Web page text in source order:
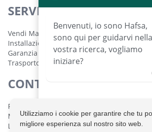
SERVIZI
Vendi Macchinari
Installazione e Configurazione
Garanzia
Trasporto
CONTATTO
Polígono Industrial de Lorquí Parcela 129
Murcia, España
Lunedì a venerdì: 08:30 - 14:00 h. 16:00 -
Benvenuti, io sono Hafsa,
sono qui per guidarvi nella
vostra ricerca, vogliamo
iniziare?
Utilizziamo i cookie per garantire che tu
migliore esperienza sul nostro sito web.